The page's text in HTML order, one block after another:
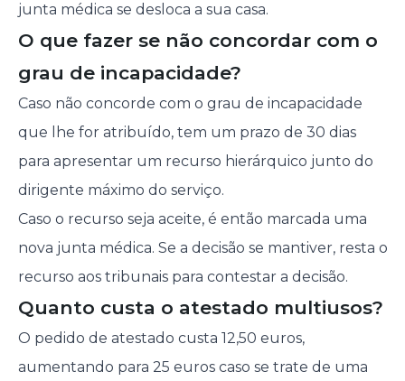
junta médica se desloca a sua casa.
O que fazer se não concordar com o
grau de incapacidade?
Caso não concorde com o grau de incapacidade
que lhe for atribuído, tem um prazo de 30 dias
para apresentar um recurso hierárquico junto do
dirigente máximo do serviço.
Caso o recurso seja aceite, é então marcada uma
nova junta médica. Se a decisão se mantiver, resta o
recurso aos tribunais para contestar a decisão.
Quanto custa o atestado multiusos?
O pedido de atestado custa 12,50 euros,
aumentando para 25 euros caso se trate de uma